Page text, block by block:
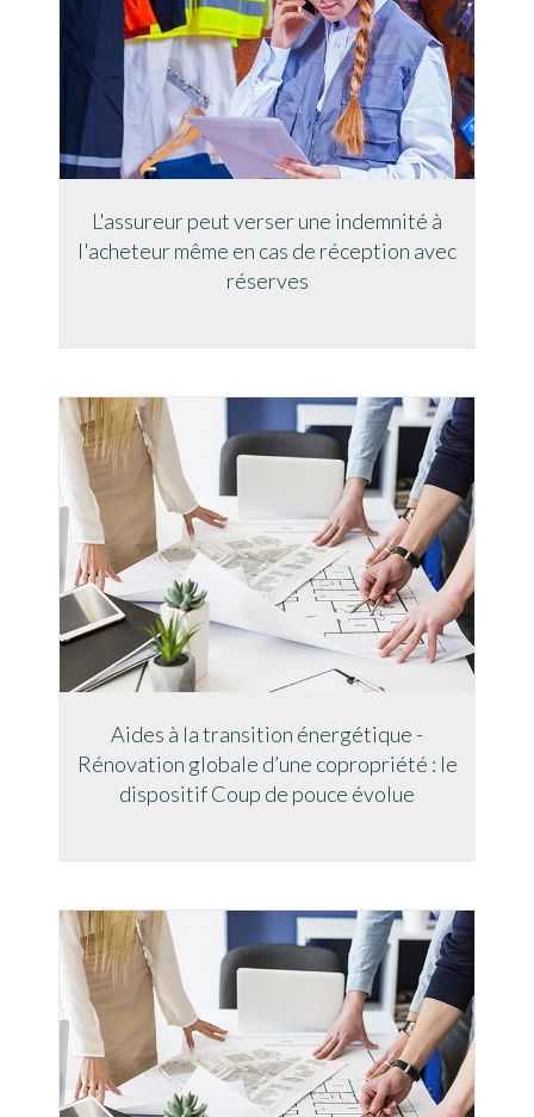
L'assureur peut verser une indemnité à
l'acheteur même en cas de réception avec
réserves
Aides à la transition énergétique -
Rénovation globale d’une copropriété : le
dispositif Coup de pouce évolue